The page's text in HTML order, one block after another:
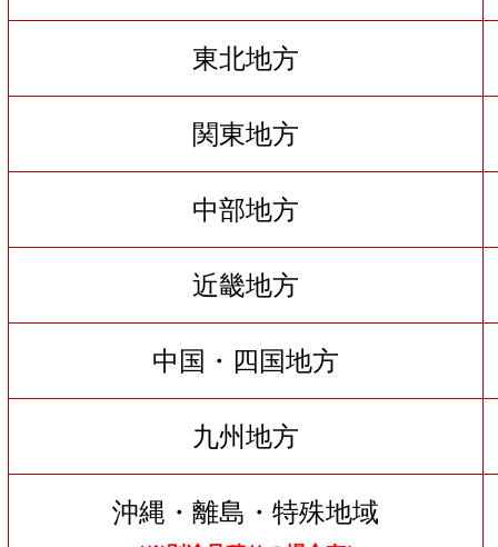
東北地方
関東地方
中部地方
近畿地方
中国・四国地方
九州地方
沖縄・離島・特殊地域